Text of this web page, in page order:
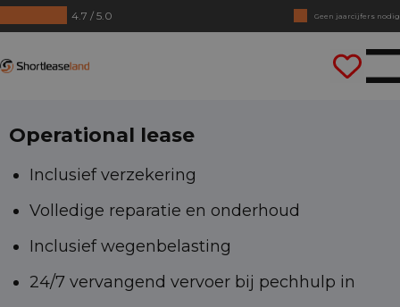
4.7 / 5.0
Geen jaarcijfers nodig
Direct rijden
Operational lease
Inclusief verzekering
Volledige reparatie en onderhoud
Inclusief wegenbelasting
24/7 vervangend vervoer bij pechhulp in